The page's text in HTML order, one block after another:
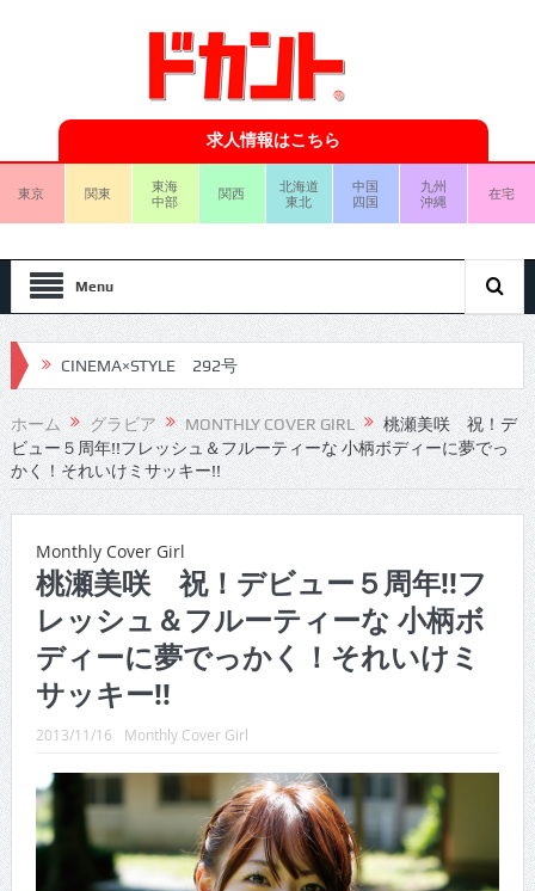
求人情報はこちら
東京 関東
東海
中部
関西
北海道
東北
中国
四国
九州
沖縄
在宅
Menu
CINEMA×STYLE 292号
CINEMA×STYLE 291号
CINEMA×STYLE 290号
CINEMA×STYLE 289号
CINEMA×STYLE 288号
CINEMA×STYLE 287号
CINEMA×STYLE 286号
CINEMA×STYLE 285号
CINEMA×STYLE 294号
CINEMA×STYLE 293号
ホーム グラビア MONTHLY COVER GIRL
桃瀬美咲 祝！デ
ビュー５周年!!フレッシュ＆フルーティーな 小柄ボディーに夢でっ
かく！それいけミサッキー!!
Monthly Cover Girl
桃瀬美咲 祝！デビュー５周年!!フ
レッシュ＆フルーティーな 小柄ボ
ディーに夢でっかく！それいけミ
サッキー!!
2013/11/16 Monthly Cover Girl